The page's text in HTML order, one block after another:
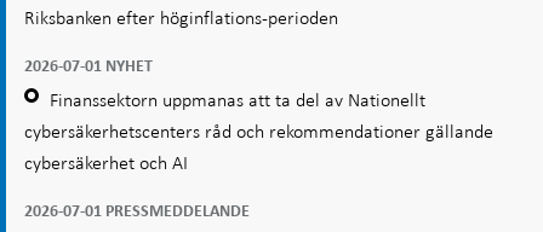
Riksbanken efter höginflations-perioden
2026-07-01 NYHET
Finanssektorn uppmanas att ta del av Nationellt
cybersäkerhetscenters råd och rekommendationer gällande
cybersäkerhet och AI
2026-07-01 PRESSMEDDELANDE